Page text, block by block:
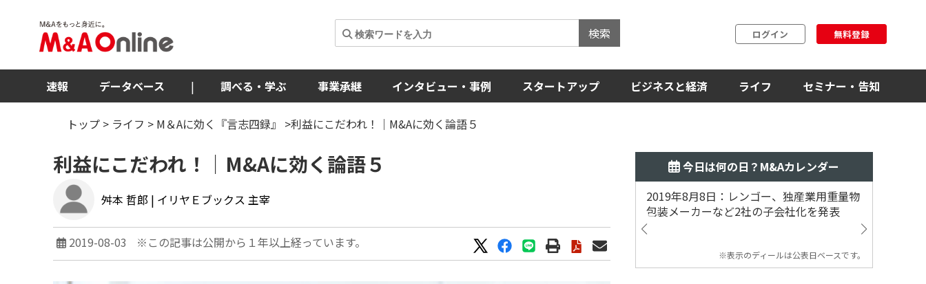
検索 ログイン 無料登録
速報 データベース | 調べる・学ぶ 事業承継 インタビュー・事例 スタートアップ ビジネスと経済 ライフ セミナー・告知
トップ > ライフ > M＆Aに効く『言志四録』 >利益にこだわれ！｜M&Aに効く論語５
利益にこだわれ！｜M&Aに効く論語５
舛本 哲郎 | イリヤＥブックス 主宰
2019-08-03 ※この記事は公開から１年以上経っています。
今日は何の日？M&Aカレンダー
2019年8月8日：レンゴー、独産業用重量物
包装メーカーなど2社の子会社化を発表
※表示のディールは公表日ベースです。